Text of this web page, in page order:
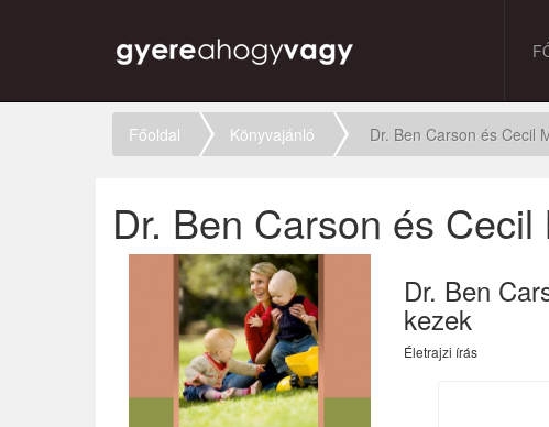
Főoldal Könyvajánló Dr. Ben Carson és Cecil
Dr. Ben Carson és
Dr. Ben
kezek
Életrajzi írás